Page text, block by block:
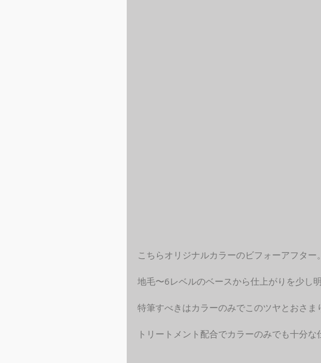
こちらオリジナルカラーのビフォーアフター。
地毛〜6レベルのベースから仕上がりを少し
特筆すべきはカラーのみでこのツヤとおさま
トリートメント配合でカラーのみでも十分な